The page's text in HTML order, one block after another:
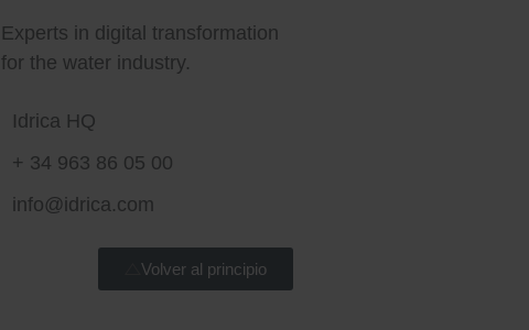
Experts in digital transformation
for the water industry.
Idrica HQ
+ 34 963 86 05 00
info@idrica.com
Volver al principio